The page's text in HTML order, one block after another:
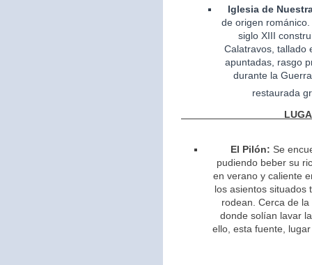
Iglesia de
deorigen
siglo XIII
Calatravos, tallado
apuntadas, rasgo
durante la
restaurada
El Pilón: Se
pudiendo beber su
en verano y caliente
los asientos situados
rodean. Cerca de
donde solían lavar
ello, esta fuente,